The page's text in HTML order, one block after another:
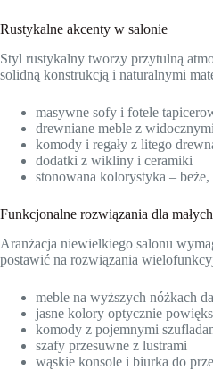
Rustykalne akcenty w salonie
Styl rustykalny tworzy przytulną
solidną konstrukcją i naturalnymi
masywne sofy i fotele
drewniane meble z
komody i regały z litego
dodatki z wikliny i ceramiki
stonowana kolorystyka –
Funkcjonalne rozwiązania dla
Aranżacja niewielkiego salonu
postawić na rozwiązania
meble na wyższych nóżkach
jasne kolory optycznie
komody z pojemnymi
szafy przesuwne z lustrami
wąskie konsole i biurka do